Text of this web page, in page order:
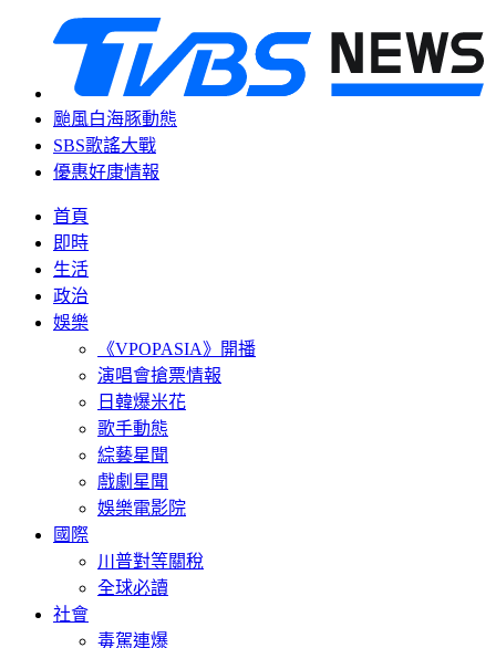
颱風白海豚動態
SBS歌謠大戰
優惠好康情報
首頁
即時
生活
政治
娛樂
《VPOPASIA》開播
演唱會搶票情報
日韓爆米花
歌手動態
綜藝星聞
戲劇星聞
娛樂電影院
國際
川普對等關稅
全球必讀
社會
毒駕連爆